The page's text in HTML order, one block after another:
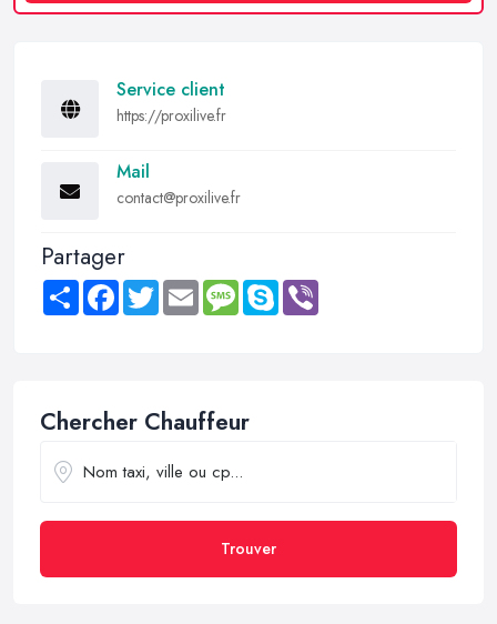
Service client
https://proxilive.fr
Mail
contact@proxilive.fr
Partager
Share FacebookTwitter Email MessageSkype
Chercher Chauffeur
Trouver